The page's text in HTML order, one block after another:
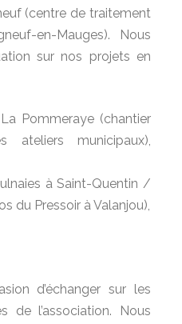
(centre de traitement
en-Mauges). Nous
sur nos projets en
Pommeraye (chantier
municipaux),
à Saint-Quentin /
du Pressoir à Valanjou),
d’échanger sur les
de l’association. Nous